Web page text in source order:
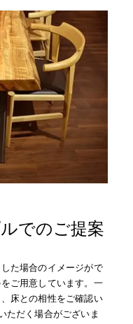
でのご提案
た場合のイメージがで
ご用意しています。一
床との相性をご確認い
ただく場合がございま